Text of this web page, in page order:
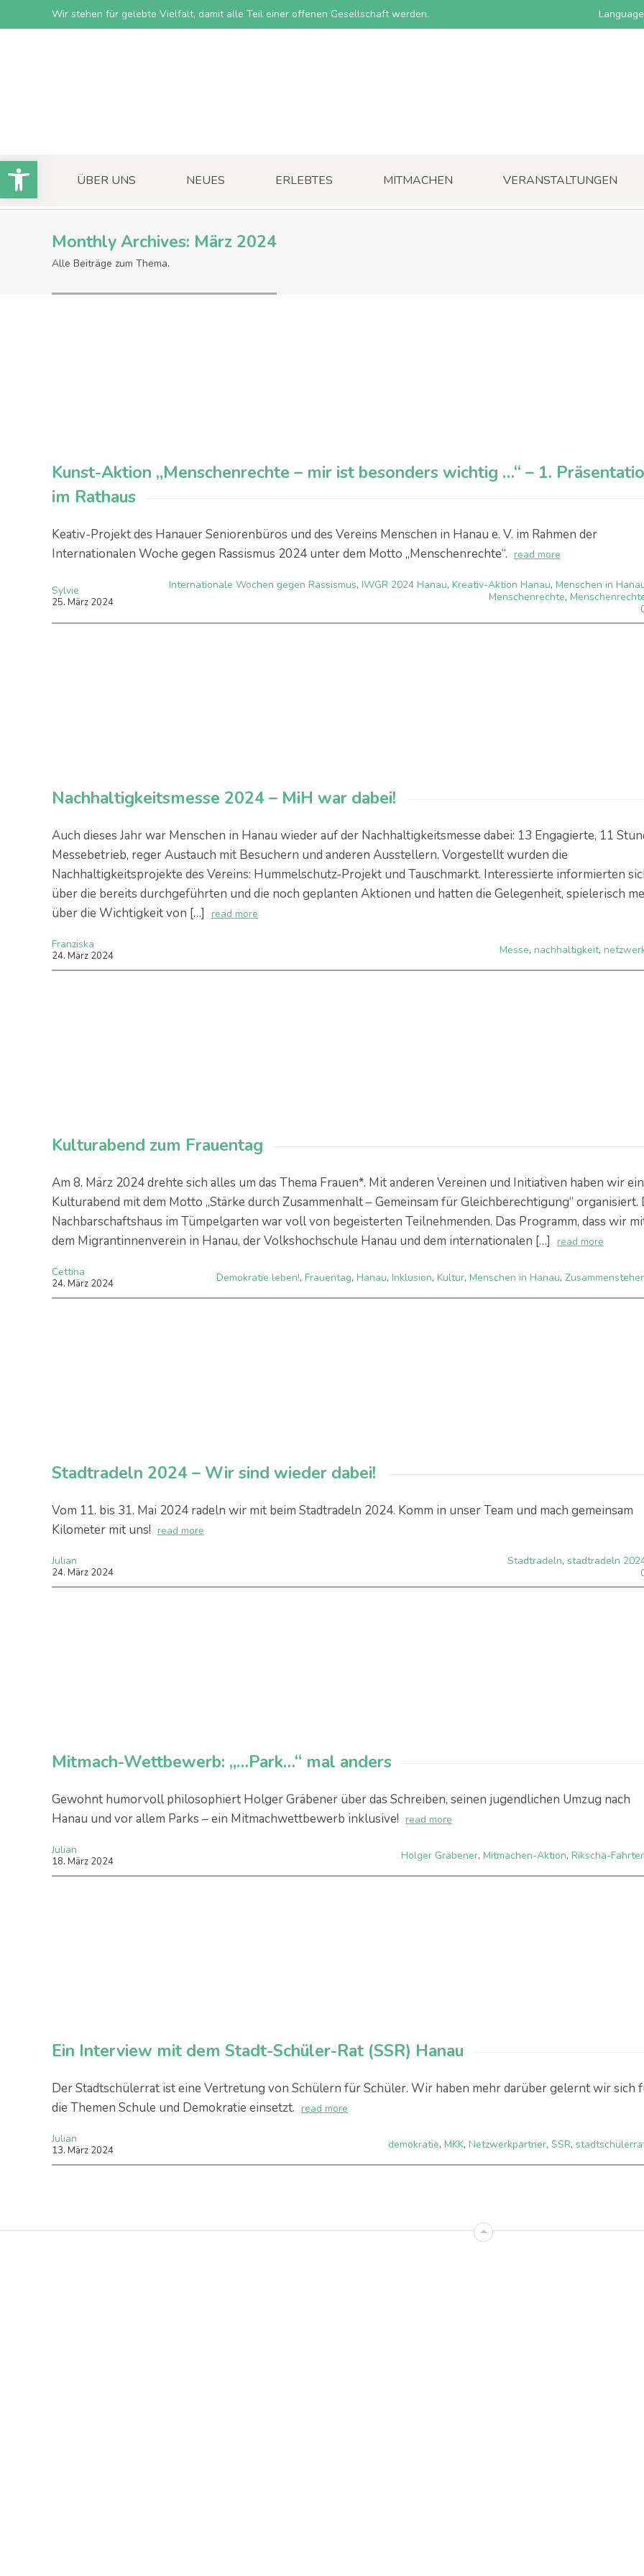
Open toolbar
Wir stehen für gelebte Vielfalt, damit alle Teil einer offenen Gesellschaft werden.
ÜBER UNS NEUES ERLEBTES MITMACHEN VERANSTALTUNGEN
Monthly Archives: März 2024
Alle Beiträge zum Thema.
Kunst-Aktion „Menschenrechte – mir ist besonders wichtig …“ – 1.
im Rathaus
Keativ-Projekt des Hanauer Seniorenbüros und des Vereins Menschen in Hanau e. V. im Rahmen der
Internationalen Woche gegen Rassismus 2024 unter dem Motto „Menschenrechte“. read more
Sylvie
25. März 2024
Internationale Wochen gegen Rassismus, IWGR 2024 Hanau, Kreativ-Aktion Hanau, Menschen in
Menschenrechte,
Nachhaltigkeitsmesse 2024 – MiH war dabei!
Auch dieses Jahr war Menschen in Hanau wieder auf der Nachhaltigkeitsmesse dabei: 13 Engagierte, 11
Messebetrieb, reger Austauch mit Besuchern und anderen Ausstellern. Vorgestellt wurden die
Nachhaltigkeitsprojekte des Vereins: Hummelschutz-Projekt und Tauschmarkt. Interessierte informierten
über die bereits durchgeführten und die noch geplanten Aktionen und hatten die Gelegenheit, spielerisch
über die Wichtigkeit von […] read more
Franziska
24. März 2024 Messe, nachhaltigkeit,
Kulturabend zum Frauentag
Am 8. März 2024 drehte sich alles um das Thema Frauen*. Mit anderen Vereinen und Initiativen haben wir
Kulturabend mit dem Motto „Stärke durch Zusammenhalt – Gemeinsam für Gleichberechtigung“ organisiert.
Nachbarschaftshaus im Tümpelgarten war voll von begeisterten Teilnehmenden. Das Programm, dass wir
dem Migrantinnenverein in Hanau, der Volkshochschule Hanau und dem internationalen […] read more
Cettina
24. März 2024 Demokratie leben!, Frauentag, Hanau, Inklusion, Kultur, Menschen in Hanau,
Stadtradeln 2024 – Wir sind wieder dabei!
Vom 11. bis 31. Mai 2024 radeln wir mit beim Stadtradeln 2024. Komm in unser Team und mach gemeinsam
Kilometer mit uns! read more
Julian
24. März 2024
Stadtradeln, stadtradeln
Mitmach-Wettbewerb: „…Park…“ mal anders
Gewohnt humorvoll philosophiert Holger Gräbener über das Schreiben, seinen jugendlichen Umzug nach
Hanau und vor allem Parks – ein Mitmachwettbewerb inklusive! read more
Julian
18. März 2024 Holger Gräbener, Mitmachen-Aktion, Rikscha-
Ein Interview mit dem Stadt-Schüler-Rat (SSR) Hanau
Der Stadtschülerrat ist eine Vertretung von Schülern für Schüler. Wir haben mehr darüber gelernt wir sich
die Themen Schule und Demokratie einsetzt. read more
Julian
13. März 2024 demokratie, MKK, Netzwerkpartner, SSR,